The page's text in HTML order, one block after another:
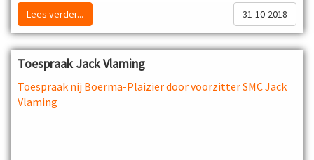
Lees verder... 31-10-2018
Toespraak Jack Vlaming
Toespraak nij Boerma-Plaizier door voorzitter SMC Jack
Vlaming